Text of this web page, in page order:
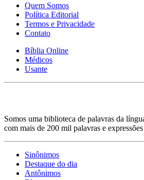
Quem Somos
Política Editorial
Termos e Privacidade
Contato
Bíblia Online
Médicos
Usante
Somos uma biblioteca de palavras da
com mais de 200 mil palavras e
Sinônimos
Destaque do dia
Antônimos